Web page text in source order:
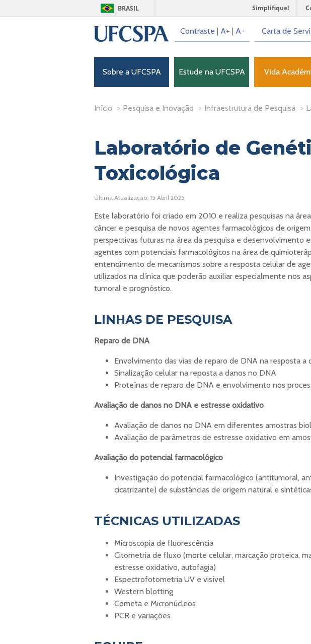
BRASIL Simplifique!
Contraste | A+ | A- Carta de
Sobre a UFCSPA Estude na UFCSPA Vida
Início > Pesquisa e Inovação > Infraestrutura de Pesquisa >
Laboratório de
Toxicológica
Última Atualização: 15 Abril 2025
Este laboratório foi criado em 2010 e realiza pesquisas na
câncer e pesquisa de novos agentes farmacológicos de
perspectivas futuras na área da pesquisa e desenvolvimento
agentes com potenciais farmacológicos na área de
entendimento de mecanismos sobre a resposta celular de
utilizados na clínica que poderão auxiliar especialmente nos
tumoral e prognóstico.
LINHAS DE PESQUISA
Reparo de DNA
Envolvimento das vias de reparo de DNA na resposta a
Sinalização celular na reposta a danos no DNA
Proteínas de reparo de DNA e envolvimento nos
Avaliação de danos no DNA e estresse oxidativo
Avaliação de danos no DNA em diferentes amostras
Avaliação de parâmetros de estresse oxidativo em
Avaliação do potencial farmacológico
Investigação do potencial farmacológico (antitumoral,
cicatrizante) de substâncias de origem natural e
TÉCNICAS UTILIZADAS
Microscopia de fluorescência
Citometria de fluxo (morte celular, marcação proteica,
estresse oxidativo, autofagia)
Espectrofotometria UV e visível
Western blotting
Cometa e Micronúcleos
PCR e variações